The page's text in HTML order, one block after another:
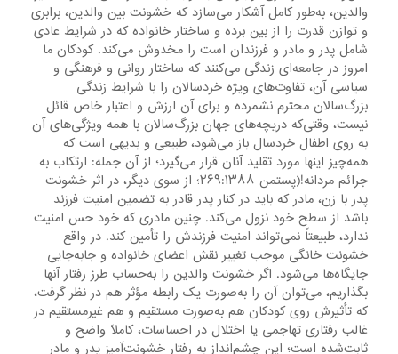
والدین، به‌طور کامل آشکار می‌سازد که خشونت بین والدین، برابری
و توازن قدرت را از بین برده و ساختار خانواده که در شرایط عادی
شامل پدر و مادر و فرزندان است را مخدوش می‌کند. کودکان ما
امروز در جامعه‌ای زندگی می‌کنند که ساختار روانی و فرهنگی و
سیاسی آن، تفاوت‌های ویژه خردسالان را با شرایط زندگی
بزرگ‌سالان محترم نشمرده و برای آن ارزش و اعتبار خاص قائل
نیست، وقتی‌که دریچه‌های جهان بزرگ‌سالان با همه ویژگی‌های آن
به روی اطفال خردسال باز می‌شود، طبیعی و بدیهی است که
همه‌چیز اینها مورد تقلید آنان قرار می‌گیرد؛ از آن جمله: ارتکاب به
جرائم مردانه!(پستمن ۲۶۹:۱۳۸۸؛ از سوی دیگر، در اثر خشونت
پدر با زن، مادر که باید در کنار پدر قادر به تضمین امنیت فرزند
باشد از سطح خود نزول می‌کند. چنین مادری که خود حس امنیت
ندارد، طبیعتاً نمی‌تواند امنیت فرزندش را تأمین کند. در‌ واقع
خشونت خانگی موجب تغییر نقش اعضای خانواده و جابه‌جایی
جایگاه‌ها می‌شود. اگر ‌خشونت والدین را به‌حساب طرز رفتار آنها
بگذاریم، می‌توان آن ‌را به‌صورت یک رابطه‌ مؤثر هم در نظر گرفت،
که تأثیرش روی کودکان هم به‌صورت مستقیم و هم غیرمستقیم در
غالب رفتاری تهاجمی یا اختلال در احساسات، کاملاً واضح و
ثابت‌شده است؛ این چشم‌انداز به رفتار خشونت‌آمیز پدر و مادر